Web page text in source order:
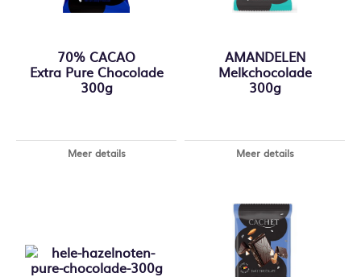
70% CACAO
Extra Pure Chocolade
300g
Meer details
AMANDELEN
Melkchocolade
300g
Meer details